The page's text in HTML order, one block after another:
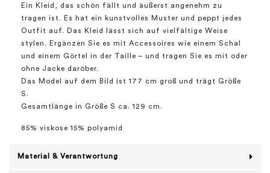
Ein Kleid, das schön fällt und äußerst angenehm zu
tragen ist. Es hat ein kunstvolles Muster und peppt jedes
Outfit auf. Das Kleid lässt sich auf vielfältige Weise
stylen. Ergänzen Sie es mit Accessoires wie einem Schal
und einem Görtel in der Taille – und tragen Sie es mit oder
ohne Jacke daröber.
Das Model auf dem Bild ist 177 cm groß und trägt Größe
S.
Gesamtlänge in Größe S ca. 129 cm.
85% viskose 15% polyamid
Material & Verantwortung